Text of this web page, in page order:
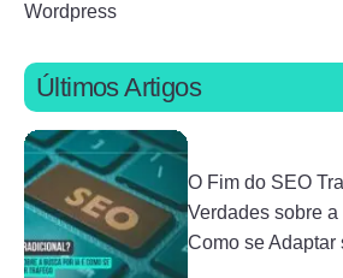
Wordpress
Últimos Artigos
O Fim do SEO
Verdades sobre
Como se Adaptar